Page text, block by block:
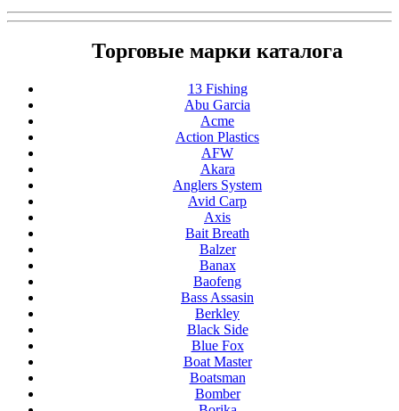
Торговые марки каталога
13 Fishing
Abu Garcia
Acme
Action Plastics
AFW
Akara
Anglers System
Avid Carp
Axis
Bait Breath
Balzer
Banax
Baofeng
Bass Assasin
Berkley
Black Side
Blue Fox
Boat Master
Boatsman
Bomber